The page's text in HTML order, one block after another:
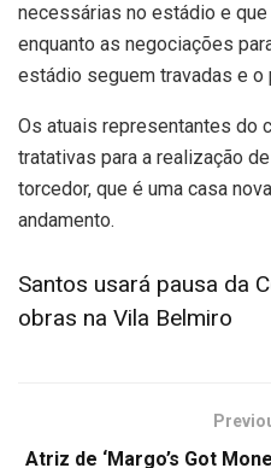
necessárias no estádio e
enquanto as negociações
estádio seguem travadas e o
Os atuais representantes do
tratativas para a realização
torcedor, que é uma casa
andamento.
Santos usará pausa da
obras na Vila Belmiro
Atriz de ‘Margo’s Got